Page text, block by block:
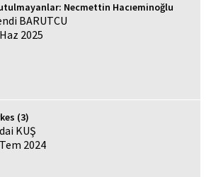
Necmettin Hacıeminoğlu
BARUTCU
2025
(3)
KUŞ
2024